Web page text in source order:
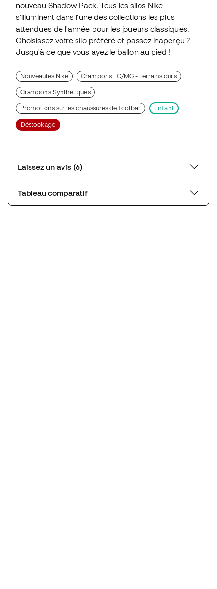
nouveau Shadow Pack. Tous les silos Nike
s'illuminent dans l'une des collections les plus
attendues de l'année pour les joueurs classiques.
Choisissez votre silo préféré et passez inaperçu ?
Jusqu'à ce que vous ayez le ballon au pied !
Nouveautés Nike Crampons FG/MG - Terrains durs
Crampons Synthétiques
Promotions sur les chaussures de football Enfant
Déstockage
Laissez un avis (6)
Tableau comparatif